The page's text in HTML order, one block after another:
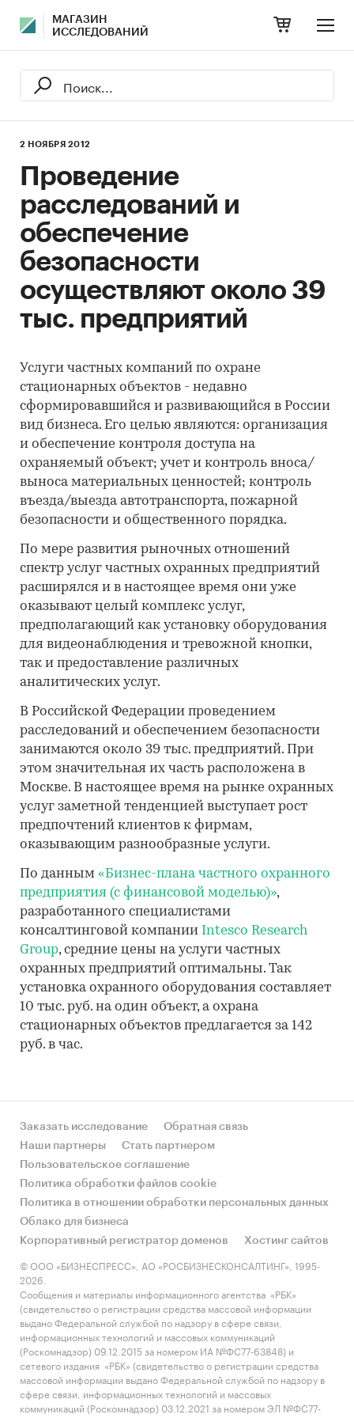
МАГАЗИН
ИССЛЕДОВАНИЙ
2 НОЯБРЯ 2012
Проведение
расследований и
обеспечение
безопасности
осуществляют около 39
тыс. предприятий
Услуги частных компаний по охране
стационарных объектов - недавно
сформировавшийся и развивающийся в России
вид бизнеса. Его целью являются: организация
и обеспечение контроля доступа на
охраняемый объект; учет и контроль вноса/
выноса материальных ценностей; контроль
въезда/выезда автотранспорта, пожарной
безопасности и общественного порядка.
По мере развития рыночных отношений
спектр услуг частных охранных предприятий
расширялся и в настоящее время они уже
оказывают целый комплекс услуг,
предполагающий как установку оборудования
для видеонаблюдения и тревожной кнопки,
так и предоставление различных
аналитических услуг.
В Российской Федерации проведением
расследований и обеспечением безопасности
занимаются около 39 тыс. предприятий. При
этом значительная их часть расположена в
Москве. В настоящее время на рынке охранных
услуг заметной тенденцией выступает рост
предпочтений клиентов к фирмам,
оказывающим разнообразные услуги.
По данным «Бизнес-плана частного охранного
предприятия (с финансовой моделью)»,
разработанного специалистами
консалтинговой компании Intesco Research
Group, средние цены на услуги частных
охранных предприятий оптимальны. Так
установка охранного оборудования составляет
10 тыс. руб. на один объект, а охрана
стационарных объектов предлагается за 142
руб. в час.
Заказать исследование
Обратная связь
Наши партнеры
Стать партнером
Пользовательское соглашение
Политика обработки файлов cookie
Политика в отношении обработки персональных данных
Облако для бизнеса
Корпоративный регистратор доменов
Хостинг сайтов
© ООО «БИЗНЕСПРЕСС», АО «РОСБИЗНЕСКОНСАЛТИНГ», 1995-
2026.
Сообщения и материалы информационного агентства «РБК»
(свидетельство о регистрации средства массовой информации
выдано Федеральной службой по надзору в сфере связи,
информационных технологий и массовых коммуникаций
(Роскомнадзор) 09.12.2015 за номером ИА №ФС77-63848) и
сетевого издания «РБК» (свидетельство о регистрации средства
массовой информации выдано Федеральной службой по надзору в
сфере связи, информационных технологий и массовых
коммуникаций (Роскомнадзор) 03.12.2021 за номером ЭЛ №ФС77-